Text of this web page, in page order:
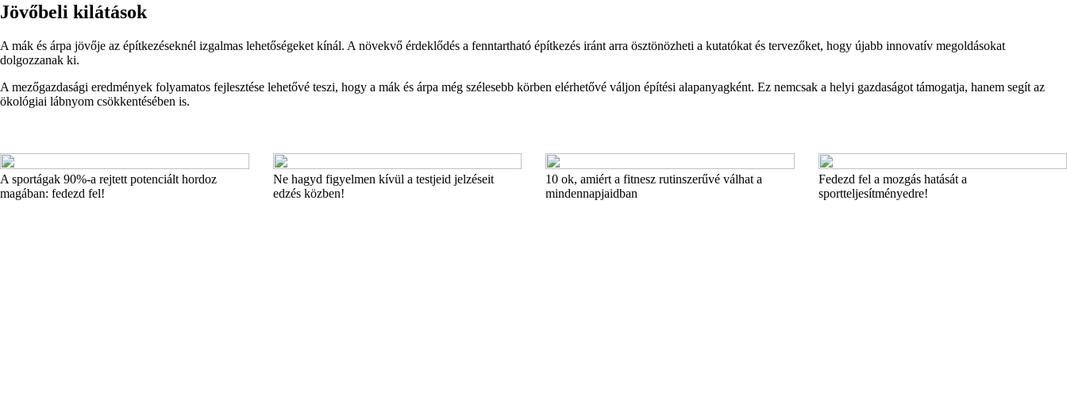
Jövőbeli kilátások
A mák és árpa jövője az építkezéseknél izgalmas lehetőségeket kínál. A növekvő érdeklődés a fenntartható építkezés iránt arra ösztönözheti a kutatókat és tervezőket, hogy újabb innovatív megoldásokat
dolgozzanak ki.
A mezőgazdasági eredmények folyamatos fejlesztése lehetővé teszi, hogy a mák és árpa még szélesebb körben elérhetővé váljon építési alapanyagként. Ez nemcsak a helyi gazdaságot támogatja, hanem segít az
ökológiai lábnyom csökkentésében is.
A sportágak 90%-a rejtett potenciált hordoz
magában: fedezd fel!
Ne hagyd figyelmen kívül a testjeid jelzéseit
edzés közben!
10 ok, amiért a fitnesz rutinszerűvé válhat a
mindennapjaidban
Fedezd fel a mozgás hatását a
sportteljesítményedre!